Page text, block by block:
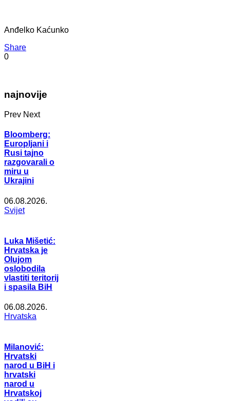
Anđelko Kaćunko
Share
0
najnovije
Prev Next
Bloomberg:
Europljani i
Rusi tajno
razgovarali o
miru u
Ukrajini
06.08.2026.
Svijet
Luka Mišetić:
Hrvatska je
Olujom
oslobodila
vlastiti teritorij
i spasila BiH
06.08.2026.
Hrvatska
Milanović:
Hrvatski
narod u BiH i
hrvatski
narod u
Hrvatskoj